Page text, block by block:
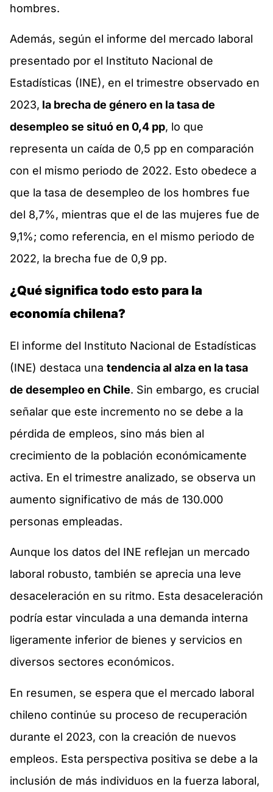
hombres.
Además, según el informe del mercado laboral
presentado por el Instituto Nacional de
Estadísticas (INE), en el trimestre observado en
2023, la brecha de género en la tasa de
desempleo se situó en 0,4 pp, lo que
representa un caída de 0,5 pp en comparación
con el mismo periodo de 2022. Esto obedece a
que la tasa de desempleo de los hombres fue
del 8,7%, mientras que el de las mujeres fue de
9,1%; como referencia, en el mismo periodo de
2022, la brecha fue de 0,9 pp.
¿Qué significa todo esto para la
economía chilena?
El informe del Instituto Nacional de Estadísticas
(INE) destaca una tendencia al alza en la tasa
de desempleo en Chile. Sin embargo, es crucial
señalar que este incremento no se debe a la
pérdida de empleos, sino más bien al
crecimiento de la población económicamente
activa. En el trimestre analizado, se observa un
aumento significativo de más de 130.000
personas empleadas.
Aunque los datos del INE reflejan un mercado
laboral robusto, también se aprecia una leve
desaceleración en su ritmo. Esta desaceleración
podría estar vinculada a una demanda interna
ligeramente inferior de bienes y servicios en
diversos sectores económicos.
En resumen, se espera que el mercado laboral
chileno continúe su proceso de recuperación
durante el 2023, con la creación de nuevos
empleos. Esta perspectiva positiva se debe a la
inclusión de más individuos en la fuerza laboral,